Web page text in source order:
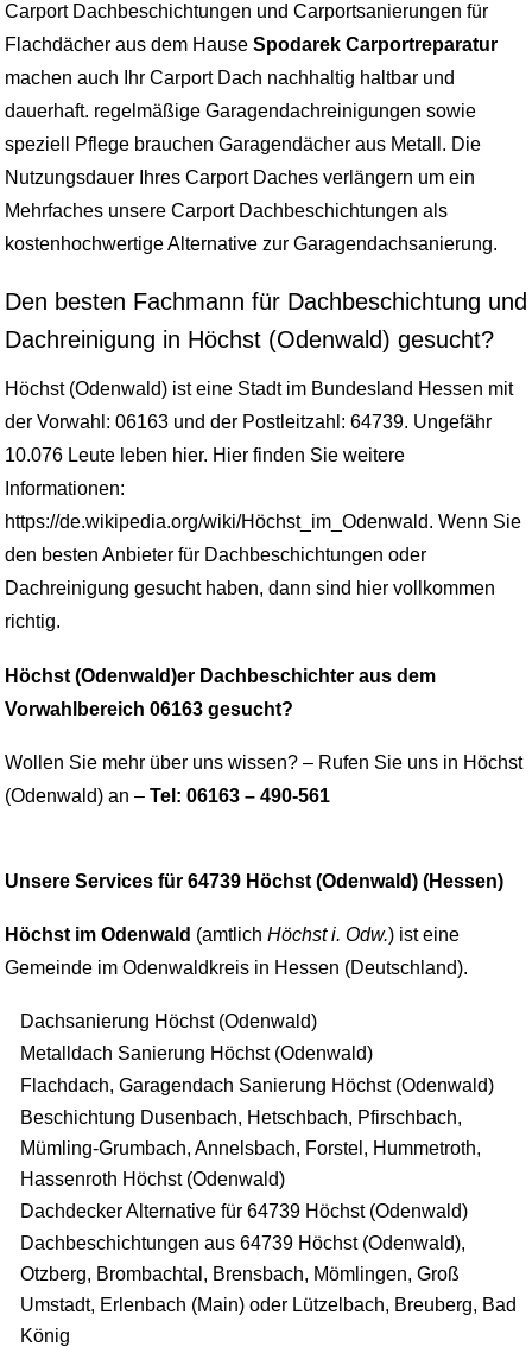
Carport Dachbeschichtungen und Carportsanierungen für
Flachdächer aus dem Hause Spodarek Carportreparatur
machen auch Ihr Carport Dach nachhaltig haltbar und
dauerhaft. regelmäßige Garagendachreinigungen sowie
speziell Pflege brauchen Garagendächer aus Metall. Die
Nutzungsdauer Ihres Carport Daches verlängern um ein
Mehrfaches unsere Carport Dachbeschichtungen als
kostenhochwertige Alternative zur Garagendachsanierung.
Den besten Fachmann für Dachbeschichtung und
Dachreinigung in Höchst (Odenwald) gesucht?
Höchst (Odenwald) ist eine Stadt im Bundesland Hessen mit
der Vorwahl: 06163 und der Postleitzahl: 64739. Ungefähr
10.076 Leute leben hier. Hier finden Sie weitere
Informationen:
https://de.wikipedia.org/wiki/Höchst_im_Odenwald. Wenn Sie
den besten Anbieter für Dachbeschichtungen oder
Dachreinigung gesucht haben, dann sind hier vollkommen
richtig.
Höchst (Odenwald)er Dachbeschichter aus dem
Vorwahlbereich 06163 gesucht?
Wollen Sie mehr über uns wissen? – Rufen Sie uns in Höchst
(Odenwald) an – Tel: 06163 – 490-561
Unsere Services für 64739 Höchst (Odenwald) (Hessen)
Höchst im Odenwald (amtlich Höchst i. Odw.) ist eine
Gemeinde im Odenwaldkreis in Hessen (Deutschland).
Dachsanierung Höchst (Odenwald)
Metalldach Sanierung Höchst (Odenwald)
Flachdach, Garagendach Sanierung Höchst (Odenwald)
Beschichtung Dusenbach, Hetschbach, Pfirschbach,
Mümling-Grumbach, Annelsbach, Forstel, Hummetroth,
Hassenroth Höchst (Odenwald)
Dachdecker Alternative für 64739 Höchst (Odenwald)
Dachbeschichtungen aus 64739 Höchst (Odenwald),
Otzberg, Brombachtal, Brensbach, Mömlingen, Groß
Umstadt, Erlenbach (Main) oder Lützelbach, Breuberg, Bad
König